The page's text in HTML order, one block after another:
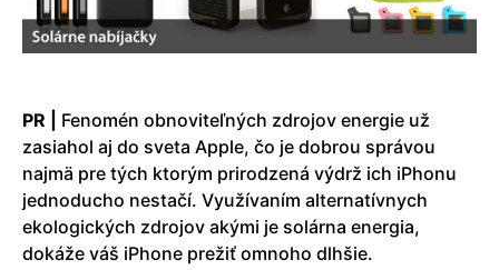
PR |
Fenomén obnoviteľných zdrojov energie už
zasiahol aj do sveta Apple, čo je dobrou správou
najmä pre tých ktorým prirodzená výdrž ich iPhonu
jednoducho nestačí. Využívaním alternatívnych
ekologických zdrojov akými je solárna energia,
dokáže váš iPhone prežiť omnoho dlhšie.